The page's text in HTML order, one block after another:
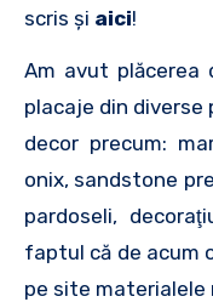
scris şi aici!
Am avut plăcerea
placaje din
decor precum:
onix, sandstone
pardoseli,
faptul că de acum
pe site materialele